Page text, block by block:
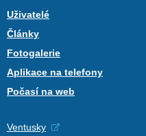
Uživatelé
Články
Fotogalerie
Aplikace na telefony
Počasí na web
Ventusky